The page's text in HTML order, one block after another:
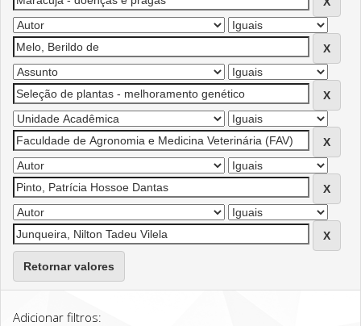
Retornar valores
Adicionar filtros: